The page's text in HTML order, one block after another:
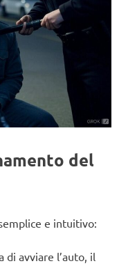
del
e intuitivo:
di avviare l’auto, il